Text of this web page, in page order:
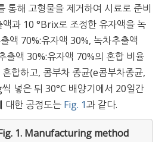
통해 고형물을 제거하여 시료로 준비
과 10 °Brix로 조정한 유자액을 녹
액 70%:유자액 30%, 녹차추출액
출액 30%:유자액 70%의 혼합 비율
합하고, 콤부차 종균(e콤부차종균,
넣은 뒤 30°C 배양기에서 20일간
대한 공정도는 Fig. 1과 같다.
1. Manufacturing method